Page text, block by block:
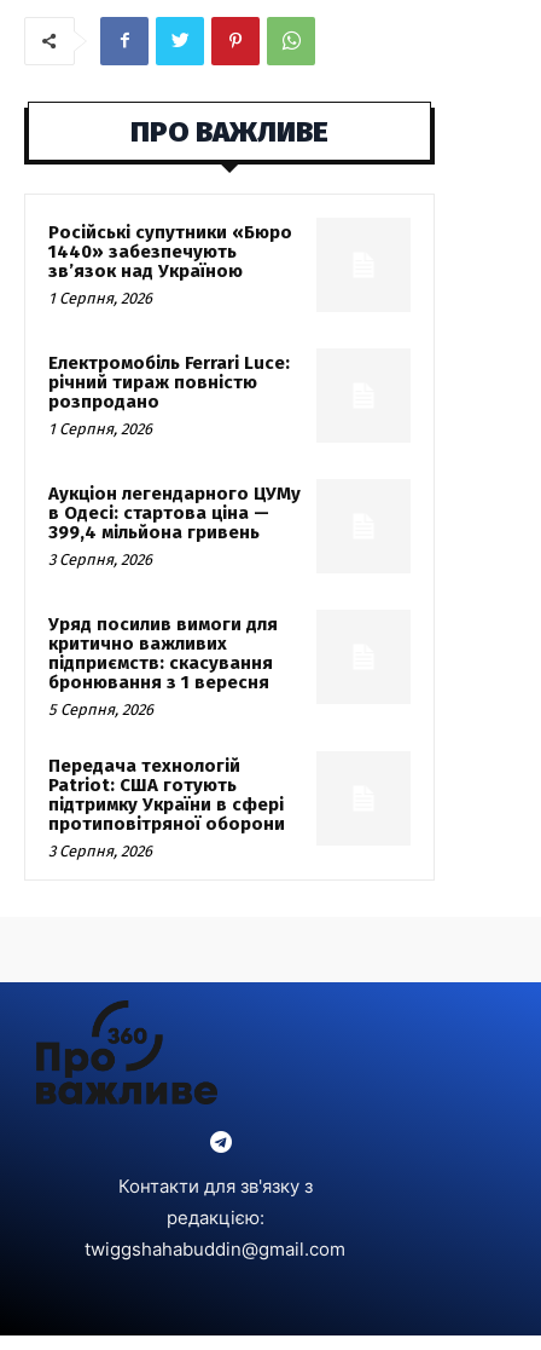
ПРО ВАЖЛИВЕ
Російські супутники «Бюро
1440» забезпечують
зв’язок над Україною
1 Серпня, 2026
Електромобіль Ferrari Luce:
річний тираж повністю
розпродано
1 Серпня, 2026
Аукціон легендарного ЦУМу
в Одесі: стартова ціна —
399,4 мільйона гривень
3 Серпня, 2026
Уряд посилив вимоги для
критично важливих
підприємств: скасування
бронювання з 1 вересня
5 Серпня, 2026
Передача технологій
Patriot: США готують
підтримку України в сфері
протиповітряної оборони
3 Серпня, 2026
Контакти для зв'язку з
редакцією:
twiggshahabuddin@gmail.com